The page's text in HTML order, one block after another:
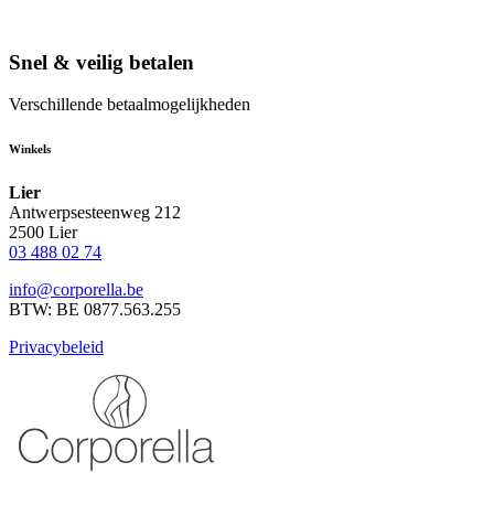
Snel & veilig betalen
Verschillende betaalmogelijkheden
Winkels
Lier
Antwerpsesteenweg 212
2500 Lier
03 488 02 74
info@corporella.be
BTW: BE 0877.563.255
Privacybeleid